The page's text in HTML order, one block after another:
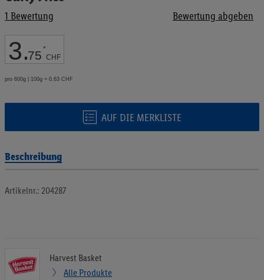
1 Bewertung Bewertung abgeben
3.75 *
CHF
pro 600g | 100g = 0.63 CHF
AUF DIE MERKLISTE
Bildgalerie
springen
Beschreibung
Artikelnr.: 204287
Harvest Basket
Alle Produkte